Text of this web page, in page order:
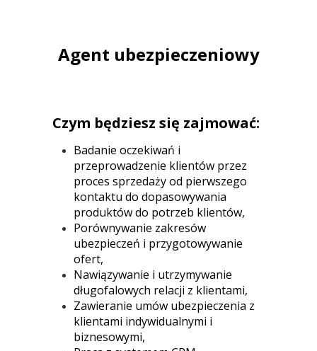
Agent ubezpieczeniowy
Czym będziesz się zajmować:
Badanie oczekiwań i
przeprowadzenie klientów przez
proces sprzedaży od pierwszego
kontaktu do dopasowywania
produktów do potrzeb klientów,
Porównywanie zakresów
ubezpieczeń i przygotowywanie
ofert,
Nawiązywanie i utrzymywanie
długofalowych relacji z klientami,
Zawieranie umów ubezpieczenia z
klientami indywidualnymi i
biznesowymi,